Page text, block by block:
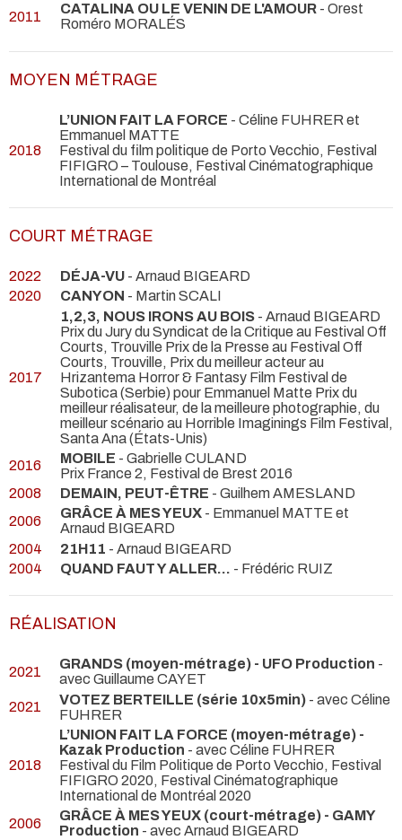
2011
CATALINA OU LE VENIN DE L'AMOUR - Orest
Roméro MORALÉS
MOYEN MÉTRAGE
2018
L’UNION FAIT LA FORCE - Céline FUHRER et
Emmanuel MATTE
Festival du film politique de Porto Vecchio, Festival
FIFIGRO – Toulouse, Festival Cinématographique
International de Montréal
COURT MÉTRAGE
2022 DÉJA-VU - Arnaud BIGEARD
2020
CANYON - Martin SCALI
2017
1,2,3, NOUS IRONS AU BOIS - Arnaud BIGEARD
Prix du Jury du Syndicat de la Critique au Festival Off
Courts, Trouville Prix de la Presse au Festival Off
Courts, Trouville, Prix du meilleur acteur au
Hrizantema Horror & Fantasy Film Festival de
Subotica (Serbie) pour Emmanuel Matte Prix du
meilleur réalisateur, de la meilleure photographie, du
meilleur scénario au Horrible Imaginings Film Festival,
Santa Ana (États-Unis)
2016
MOBILE - Gabrielle CULAND
Prix France 2, Festival de Brest 2016
2008
DEMAIN, PEUT-ÊTRE - Guilhem AMESLAND
2006
GRÂCE À MES YEUX - Emmanuel MATTE et
Arnaud BIGEARD
2004
21H11 - Arnaud BIGEARD
2004
QUAND FAUT Y ALLER… - Frédéric RUIZ
RÉALISATION
2021 GRANDS (moyen-métrage) - UFO Production -
avec Guillaume CAYET
2021
VOTEZ BERTEILLE (série 10x5min) - avec Céline
FUHRER
2018
L’UNION FAIT LA FORCE (moyen-métrage) -
Kazak Production - avec Céline FUHRER
Festival du Film Politique de Porto Vecchio, Festival
FIFIGRO 2020, Festival Cinématographique
International de Montréal 2020
2006
GRÂCE À MES YEUX (court-métrage) - GAMY
Production - avec Arnaud BIGEARD